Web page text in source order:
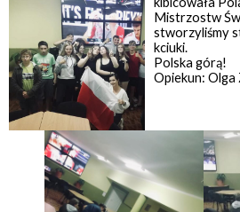
Mistrzostw
stworzyliśmy
kciuki.
Polska górą!
Opiekun: Olga